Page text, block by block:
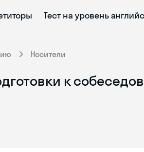
Тест на уровень
Носители
к